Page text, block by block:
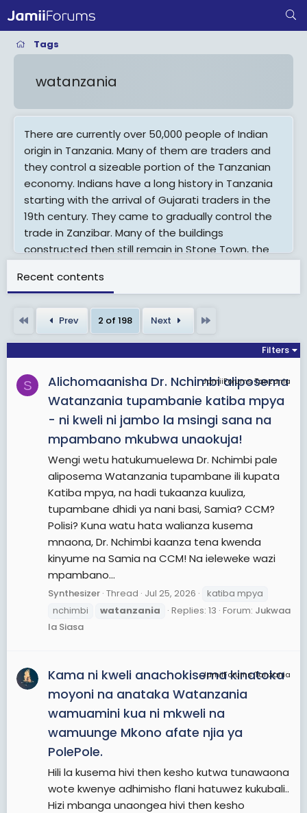
Tags
watanzania
There are currently over 50,000 people of Indian
origin in Tanzania. Many of them are traders and
they control a sizeable portion of the Tanzanian
economy. Indians have a long history in Tanzania
starting with the arrival of Gujarati traders in the
19th century. They came to gradually control the
trade in Zanzibar. Many of the buildings
constructed then still remain in Stone Town, the
View More On Wikipedia.org
Recent contents
Prev 2 of 198 Next
Filters
S JamiiForums Tanzania
Alichomaanisha Dr. Nchimbi aliposema
Watanzania tupambanie katiba mpya
- ni kweli ni jambo la msingi sana na
mpambano mkubwa unaokuja!
Wengi wetu hatukumuelewa Dr. Nchimbi pale
aliposema Watanzania tupambane ili kupata
Katiba mpya, na hadi tukaanza kuuliza,
tupambane dhidi ya nani basi, Samia? CCM?
Polisi? Kuna watu hata walianza kusema
mnaona, Dr. Nchimbi kaanza tena kwenda
kinyume na Samia na CCM! Na ieleweke wazi
mpambano...
Synthesizer Thread Jul 25, 2026
katiba mpya
nchimbi
watanzania Replies: 13 Forum: Jukwaa
la Siasa
JamiiForums Tanzania
Kama ni kweli anachokisema kinatoka
moyoni na anataka Watanzania
wamuamini kua ni mkweli na
wamuunge Mkono afate njia ya
PolePole.
Hili la kusema hivi then kesho kutwa tunawaona
wote kwenye adhimisho flani hatuwez kukubali..
Hizi mbanga unaongea hivi then kesho